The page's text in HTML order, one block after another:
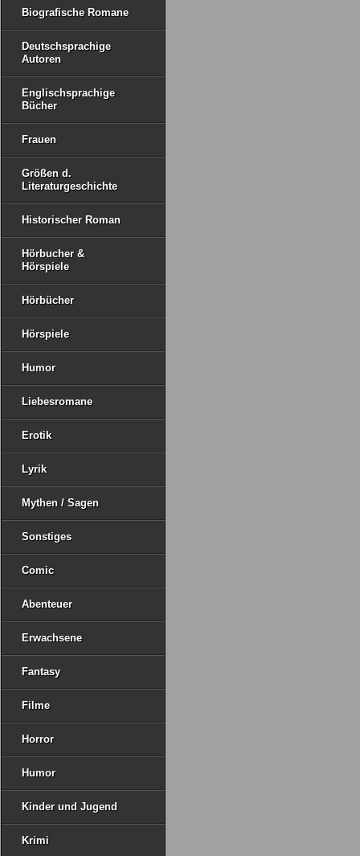
Biografische Romane
Deutschsprachige
Autoren
Englischsprachige
Bücher
Frauen
Größen d.
Literaturgeschichte
Historischer Roman
Hörbucher &
Hörspiele
Hörbücher
Hörspiele
Humor
Liebesromane
Erotik
Lyrik
Mythen / Sagen
Sonstiges
Comic
Abenteuer
Erwachsene
Fantasy
Filme
Horror
Humor
Kinder und Jugend
Krimi